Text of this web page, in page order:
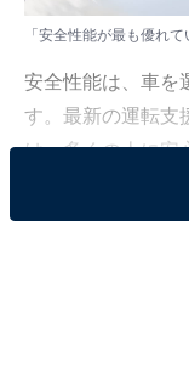
「安全性能が最も優れ
安全性能は、車を
す。最新の運転支
は、多くの人に安
All About ニュー